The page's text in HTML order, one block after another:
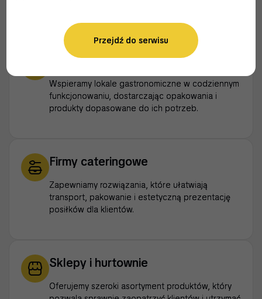
Restauracje i gastronomia
Wspieramy lokale gastronomiczne w codziennym
funkcjonowaniu, dostarczając opakowania i
produkty dopasowane do ich potrzeb.
Firmy cateringowe
Zapewniamy rozwiązania, które ułatwiają
transport, pakowanie i estetyczną prezentację
posiłków dla klientów.
Sklepy i hurtownie
Oferujemy szeroki asortyment produktów, który
Przejdź do serwisu